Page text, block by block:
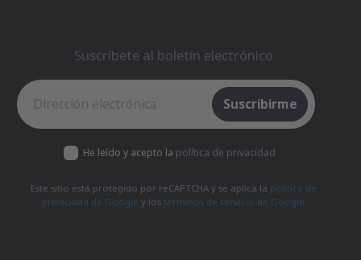
Suscríbete al boletín electrónico
Suscribirme
He leído y acepto la política de privacidad
Este sitio está protegido por reCAPTCHA y se aplica la política de
privacidad de Google y lostérminos de servicio de Google